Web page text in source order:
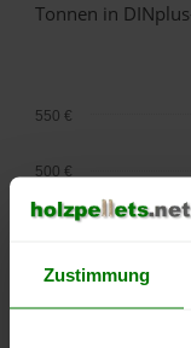
Zustimmung
Tonnen in
400 €
500 €
550 €